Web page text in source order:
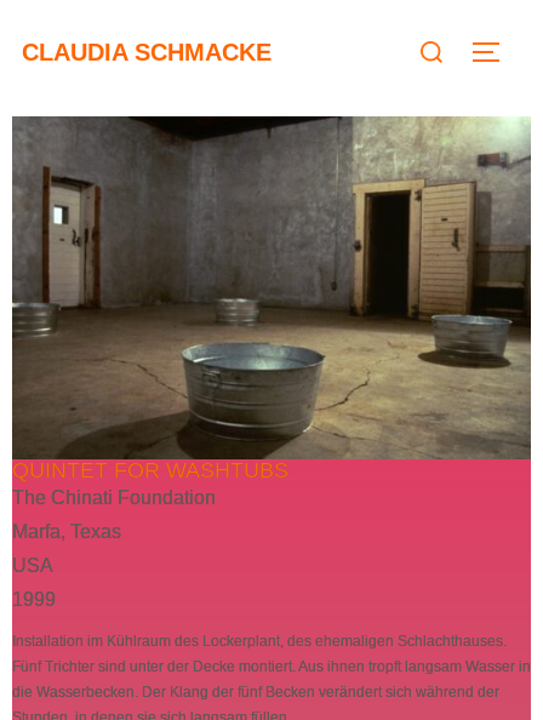
CLAUDIA SCHMACKE
QUINTET FOR WASHTUBS
The Chinati Foundation
Marfa, Texas
USA
1999
Installation im Kühlraum des Lockerplant, des ehemaligen Schlachthauses.
Fünf Trichter sind unter der Decke montiert. Aus ihnen tropft langsam Wasser in
die Wasserbecken. Der Klang der fünf Becken verändert sich während der